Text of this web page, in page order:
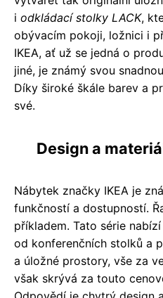
i odkládací stolky LACK,
obývacím pokoji, ložnici i
IKEA, ať už se jedná o
jiné, je známý svou
Díky široké škále barev a
své.
Design a
Nábytek značky IKEA je
funkčností a dostupností.
příkladem. Tato série
od konferenčních stolků a
a úložné prostory, vše za
však skrývá za touto